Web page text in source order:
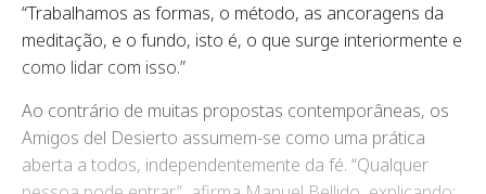
“Trabalhamos as formas, o método, as ancoragens da
meditação, e o fundo, isto é, o que surge interiormente e
como lidar com isso.”
Ao contrário de muitas propostas contemporâneas, os
Amigos del Desierto assumem-se como uma prática
aberta a todos, independentemente da fé. “Qualquer